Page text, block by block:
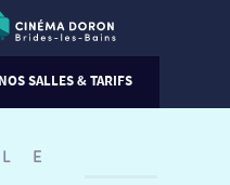
NOS SALLES & TARIFS